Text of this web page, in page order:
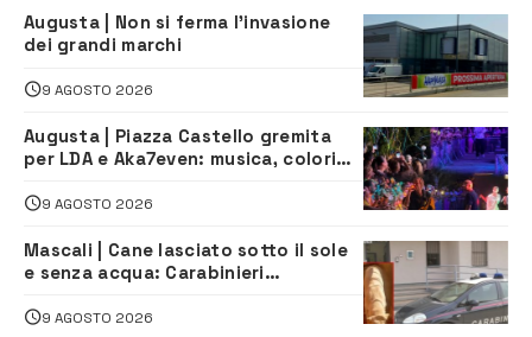
Augusta | Non si ferma l’invasione
dei grandi marchi
9 AGOSTO 2026
Augusta | Piazza Castello gremita
per LDA e Aka7even: musica, colori
9 AGOSTO 2026
Mascali | Cane lasciato sotto il sole
e senza acqua: Carabinieri
9 AGOSTO 2026